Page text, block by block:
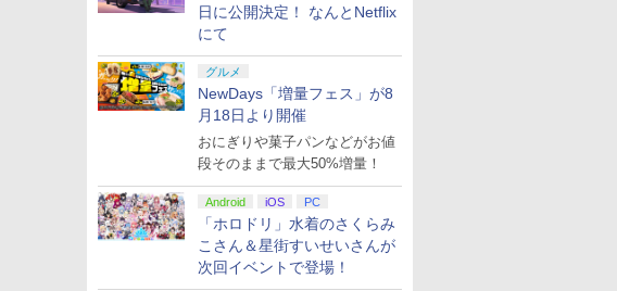
日に公開決定！ なんとNetflix
にて
グルメ
NewDays「増量フェス」が8
月18日より開催
おにぎりや菓子パンなどがお値
段そのままで最大50%増量！
Android iOS PC
「ホロドリ」水着のさくらみ
こさん＆星街すいせいさんが
次回イベントで登場！